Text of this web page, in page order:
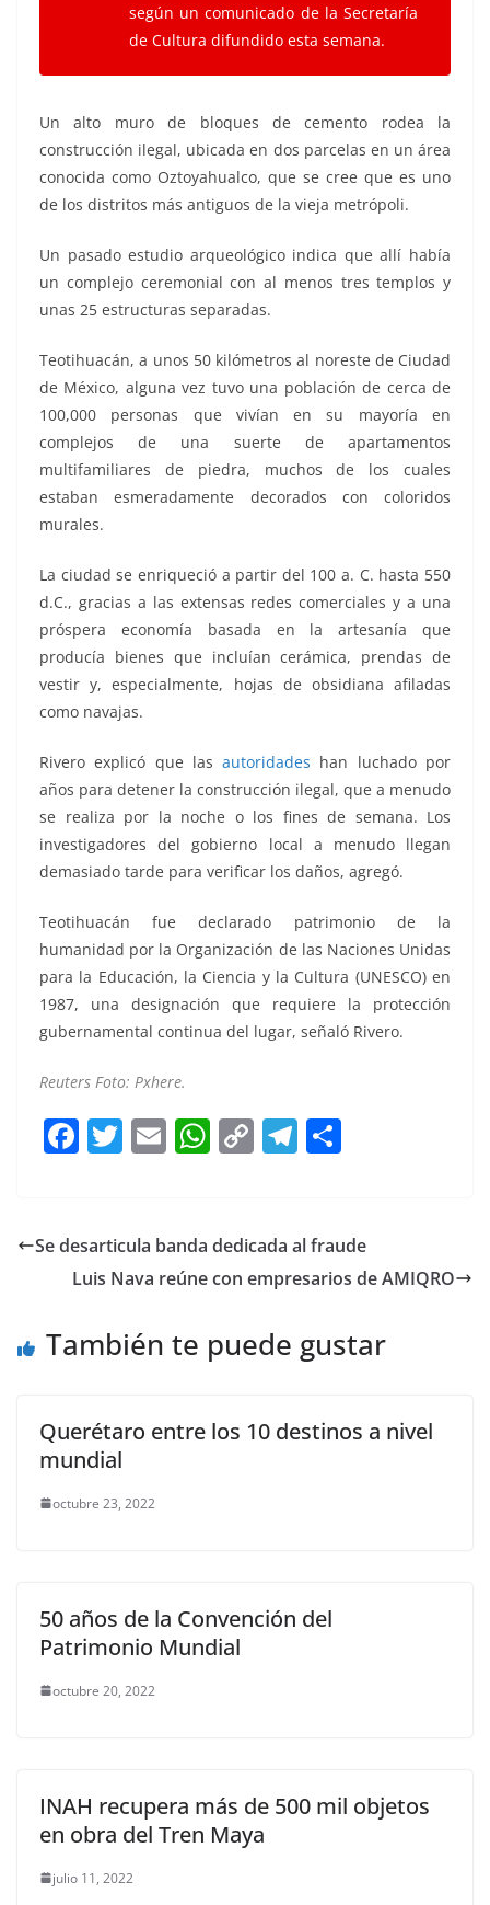
según un comunicado de la Secretaría
de Cultura difundido esta semana.
Un alto muro de bloques de cemento rodea la
construcción ilegal, ubicada en dos parcelas en un área
conocida como Oztoyahualco, que se cree que es uno
de los distritos más antiguos de la vieja metrópoli.
Un pasado estudio arqueológico indica que allí había
un complejo ceremonial con al menos tres templos y
unas 25 estructuras separadas.
Teotihuacán, a unos 50 kilómetros al noreste de Ciudad
de México, alguna vez tuvo una población de cerca de
100,000 personas que vivían en su mayoría en
complejos de una suerte de apartamentos
multifamiliares de piedra, muchos de los cuales
estaban esmeradamente decorados con coloridos
murales.
La ciudad se enriqueció a partir del 100 a. C. hasta 550
d.C., gracias a las extensas redes comerciales y a una
próspera economía basada en la artesanía que
producía bienes que incluían cerámica, prendas de
vestir y, especialmente, hojas de obsidiana afiladas
como navajas.
Rivero explicó que lasautoridades han luchado por
años para detener la construcción ilegal, que a menudo
se realiza por la noche o los fines de semana. Los
investigadores del gobierno local a menudo llegan
demasiado tarde para verificar los daños, agregó.
Teotihuacán fue declarado patrimonio de la
humanidad por la Organización de las Naciones Unidas
para la Educación, la Ciencia y la Cultura (UNESCO) en
1987, una designación que requiere la protección
gubernamental continua del lugar, señaló Rivero.
Reuters Foto: Pxhere.
F
e
b
o
T
er
E
l
W
s
A
p
C
y
Li
k
T
gr
a
e
Se desarticula banda dedicada al fraude
Luis Nava reúne con empresarios de AMIQRO
También te puede gustar
Querétaro entre los 10 destinos a nivel
mundial
octubre 23, 2022
50 años de la Convención del
Patrimonio Mundial
octubre 20, 2022
INAH recupera más de 500 mil objetos
en obra del Tren Maya
julio 11, 2022